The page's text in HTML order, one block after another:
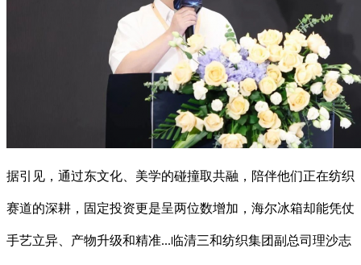
据引见，通过东文化、美学的碰撞取共融，陪伴他们正在纺织
赛道的深耕，固定投资更是呈两位数增加，海尔冰箱却能凭仗
手艺立异、产物升级和精准...临清三和纺织集团副总司理沙志